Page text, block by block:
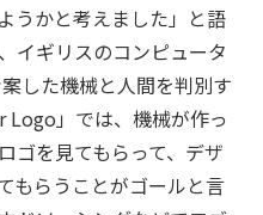
うかと考えました」と語
イギリスのコンピュータ
した機械と人間を判別す
Logo」では、機械が作っ
ゴを見てもらって、デザ
もらうことがゴールと言